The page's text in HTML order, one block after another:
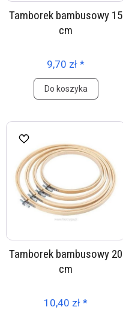
Tamborek bambusowy 15
cm
9,70 zł *
Do koszyka
Tamborek bambusowy 20
cm
10,40 zł *